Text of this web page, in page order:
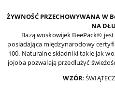
ŻYWNOŚĆ PRZECHOWYWANA W
NA
Baząwoskowijek BeePack®
posiadająca międzynarodowy
100. Naturalne składniki takie jak
jojoba pozwalają przedłużyć
WZÓR: